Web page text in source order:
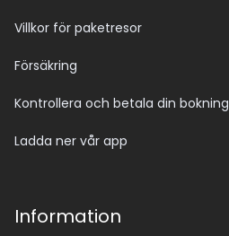
Villkor för paketresor
Försäkring
Kontrollera och betala din bokning
Ladda ner vår app
Information